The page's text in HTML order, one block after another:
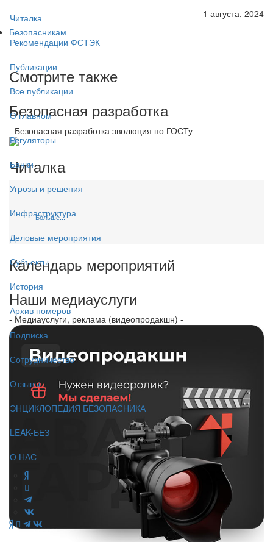
Читалка
Рекомендации ФСТЭК
Публикации
Все публикации
О главном
Регуляторы
Банки
Угрозы и решения
Инфраструктура
Деловые мероприятия
Субъекты
История
Архив номеров
Подписка
Сотрудничество
Отзывы
ЭНЦИКЛОПЕДИЯ БЕЗОПАСНИКА
LEAK-БЕЗ
О НАС
1 августа, 2024
Безопасникам
Смотрите также
Безопасная разработка
- Безопасная разработка эволюция по ГОСТу -
Читалка
Больше...
Календарь мероприятий
Наши медиауслуги
- Медиауслуги, реклама (видеопродакшн) -